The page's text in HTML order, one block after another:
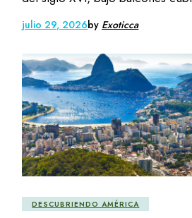
julio 29, 2026by Exoticca
DESCUBRIENDO AMÉRICA